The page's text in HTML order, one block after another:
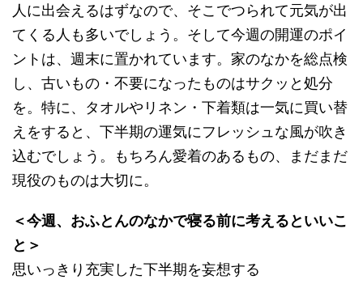
人に出会えるはずなので、そこでつられて元気が出
てくる人も多いでしょう。そして今週の開運のポイ
ントは、週末に置かれています。家のなかを総点検
し、古いもの・不要になったものはサクッと処分
を。特に、タオルやリネン・下着類は一気に買い替
えをすると、下半期の運気にフレッシュな風が吹き
込むでしょう。もちろん愛着のあるもの、まだまだ
現役のものは大切に。
＜今週、おふとんのなかで寝る前に考えるといいこ
と＞
思いっきり充実した下半期を妄想する